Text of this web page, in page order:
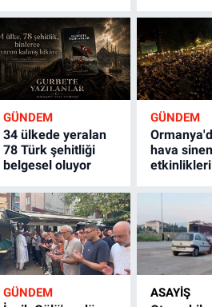
GÜNDEM
34 ülkede yeralan
78 Türk şehitliği
belgesel oluyor
GÜNDEM
hava
etkinlikleri
GÜNDEM ASAYİŞ